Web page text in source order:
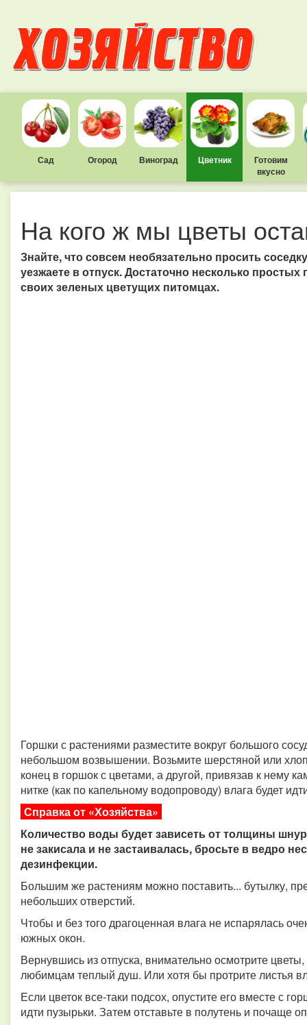
Сад Огород Виноград Цветник
Готовим
вкусно
На кого ж мы цветы
Знайте, что совсем необязательно просить
уезжаете в отпуск. Достаточно несколько
своих зеленых цветущих питомцах.
Горшки с растениями разместите вокруг большого
небольшом возвышении. Возьмите шерстяной или
конец в горшок с цветами, а другой, привязав к нему
нитке (как по капельному водопроводу) влага будет
Справка от «Хозяйства»
Количество воды будет зависеть от толщины
не закисала и не застаивалась, бросьте в ведро
дезинфекции.
Большим же растениям можно поставить... бутылку,
небольших отверстий.
Чтобы и без того драгоценная влага не испарялась
южных окон.
Вернувшись из отпуска, внимательно осмотрите
любимцам теплый душ. Или хотя бы протрите листья
Если цветок все-таки подсох, опустите его вместе с
идти пузырьки. Затем отставьте в полутень и почаще